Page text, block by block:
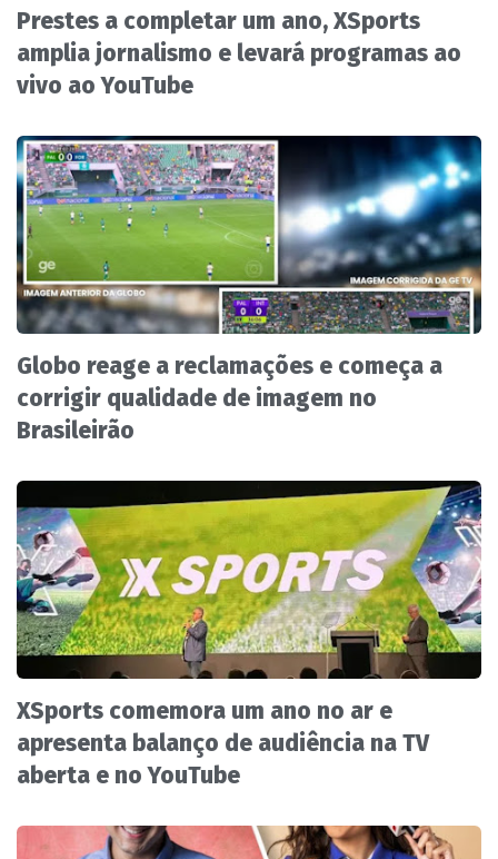
Prestes a completar um ano, XSports
amplia jornalismo e levará programas ao
vivo ao YouTube
Globo reage a reclamações e começa a
corrigir qualidade de imagem no
Brasileirão
XSports comemora um ano no ar e
apresenta balanço de audiência na TV
aberta e no YouTube